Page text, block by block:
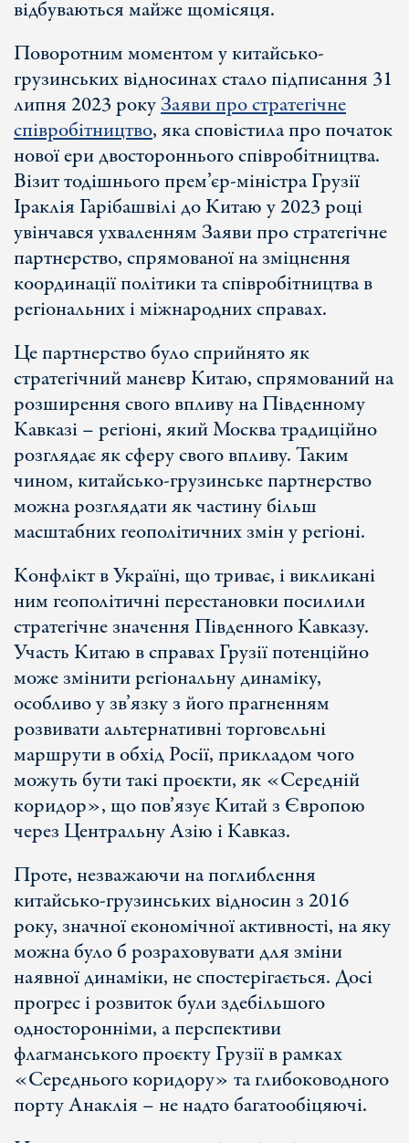
відбуваються майже щомісяця.
Поворотним моментом у китайсько-
грузинських відносинах стало підписання 31
липня 2023 рокуЗаяви про стратегічне
співробітництво, яка сповістила про початок
нової ери двостороннього співробітництва.
Візит тодішнього прем’єр-міністра Грузії
Іраклія Гарібашвілі до Китаю у 2023 році
увінчався ухваленням Заяви про стратегічне
партнерство, спрямованої на зміцнення
координації політики та співробітництва в
регіональних і міжнародних справах.
Це партнерство було сприйнято як
стратегічний маневр Китаю, спрямований на
розширення свого впливу на Південному
Кавказі – регіоні, який Москва традиційно
розглядає як сферу свого впливу. Таким
чином, китайсько-грузинське партнерство
можна розглядати як частину більш
масштабних геополітичних змін у регіоні.
Конфлікт в Україні, що триває, і викликані
ним геополітичні перестановки посилили
стратегічне значення Південного Кавказу.
Участь Китаю в справах Грузії потенційно
може змінити регіональну динаміку,
особливо у зв’язку з його прагненням
розвивати альтернативні торговельні
маршрути в обхід Росії, прикладом чого
можуть бути такі проєкти, як «Середній
коридор», що пов’язує Китай з Європою
через Центральну Азію і Кавказ.
Проте, незважаючи на поглиблення
китайсько-грузинських відносин з 2016
року, значної економічної активності, на яку
можна було б розраховувати для зміни
наявної динаміки, не спостерігається. Досі
прогрес і розвиток були здебільшого
односторонніми, а перспективи
флагманського проєкту Грузії в рамках
«Середнього коридору» та глибоководного
порту Анаклія – не надто багатообіцяючі.